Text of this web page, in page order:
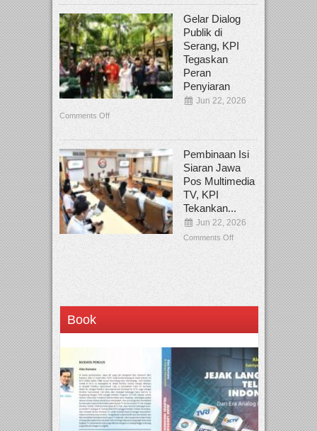
Gelar Dialog
Publik di
Serang, KPI
Tegaskan
Peran
Penyiaran
Jun 22, 2026
Comments Off
Pembinaan Isi
Siaran Jawa
Pos Multimedia
TV, KPI
Tekankan...
Jun 22, 2026
Comments Off
Book